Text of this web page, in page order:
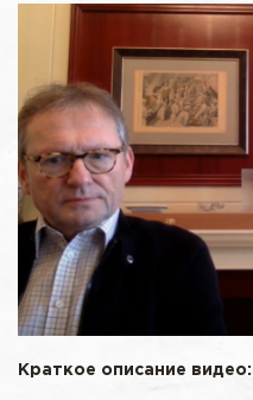
Краткое описание видео: